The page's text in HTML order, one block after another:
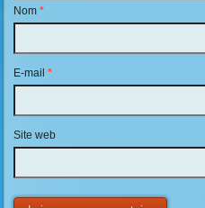
Nom*
E-mail*
Site web